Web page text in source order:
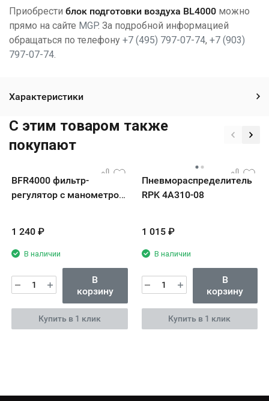
Приобрести блок подготовки воздуха BL4000 можно
прямо на сайте MGP. За подробной информацией
обращаться по телефону +7 (495) 797-07-74, +7 (903)
797-07-74
Характеристики
C этим товаром также
покупают
BFR4000 фильтр-
регулятор с манометром
1 240 ₽
В наличии
В
корзину
Купить в 1 клик
Пневмораспределитель
RPK 4А310-08
1 015 ₽
В наличии
В
корзину
Купить в 1 клик